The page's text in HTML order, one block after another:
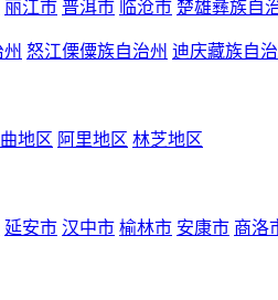
丽江市 普洱市 临沧市 楚雄彝族自
怒江傈僳族自治州 迪庆藏族自
地区 阿里地区 林芝地区
延安市 汉中市 榆林市 安康市 商洛